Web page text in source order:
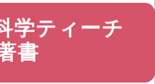
学ティーチ
書